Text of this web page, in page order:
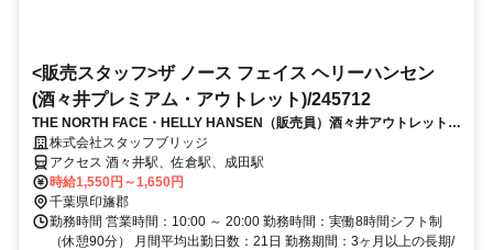
<販売スタッフ>ザ ノース フェイス ヘリーハンセン
(酒々井プレミアム・アウトレット)/245712
THE NORTH FACE・HELLY HANSEN（販売員）酒々井アウトレット
週4日～・制服有
株式会社スタッフブリッジ
アクセス 酒々井駅、佐倉駅、成田駅
時給1,550円～1,650円
千葉県印旛郡
勤務時間 営業時間：10:00 ～ 20:00 勤務時間：実働8時間シフト制
（休憩90分） 月間平均出勤日数：21日 勤務期間：3ヶ月以上の長期/